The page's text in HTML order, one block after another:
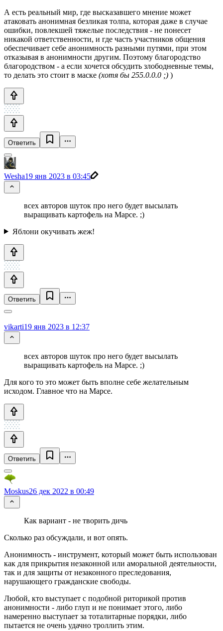
А есть реальный мир, где высказавшего мнение может
атаковать анонимная безликая толпа, которая даже в случае
ошибки, повлекшей тяжелые последствия - не понесет
никакой ответственности, и где часть участников общения
обеспечивает себе анонимность разными путями, при этом
отказывая в анонимности другим. Поэтому благородство
благородством - а если хочется обсудить злободневные темы,
то делать это стоит в маске (хотя бы 255.0.0.0 ;) )
Ответить
Wesha19 янв 2023 в 03:45
всех авторов шуток про него будет высылать
выращивать картофель на Марсе. ;)
Яблони окучивать жеж!
Ответить
vikarti19 янв 2023 в 12:37
всех авторов шуток про него будет высылать
выращивать картофель на Марсе. ;)
Для кого то это может быть вполне себе желательным
исходом. Главное что на Марсе.
Ответить
Moskus26 дек 2022 в 00:49
Как вариант - не творить дичь
Сколько раз обсуждали, и вот опять.
Анонимность - инструмент, который может быть использован
как для прикрытия незаконной или аморальной деятельности,
так и для защиты от незаконного преследования,
нарушающего гражданские свободы.
Любой, кто выступает с подобной риторикой против
анонимности - либо глуп и не понимает этого, либо
намеренно выступает за тоталитарные порядки, либо
пытается не очень удачно троллить этим.